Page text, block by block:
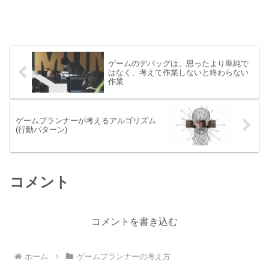
ゲームのデバッグは、思ったより単純で
はなく、考えて作業しないと終わらない
作業
ゲームプランナーが考えるアルゴリズム
(行動パターン)
コメント
コメントを書き込む
ホーム ゲームプランナーの考え方